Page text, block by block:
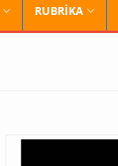
RUBRİKA